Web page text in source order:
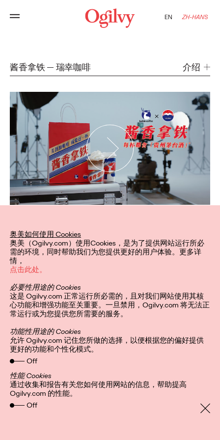
EN ZH-HANS
酱香拿铁 瑞幸咖啡 介绍
隐私政策
Cookies
京ICP备05003121号-1
关注我们
全球网站
奥美如何使用 Cookies
奥美（Ogilvy.com）使用Cookies，是为了提供网站运行所必
需的环境，同时帮助我们为您提供更好的用户体验。更多详
情，
点击此处。
必要性用途的 Cookies
这是 Ogilvy.com 正常运行所必需的，且对我们网站使用其核
心功能和增强功能至关重要。一旦禁用，Ogilvy.com 将无法正
常运行或为您提供您所需要的服务。
功能性用途的 Cookies
允许 Ogilvy.com 记住您所做的选择，以便根据您的偏好提供
更好的功能和个性化模式。
Off
性能 Cookies
通过收集和报告有关您如何使用网站的信息，帮助提高
Ogilvy.com 的性能。
Off